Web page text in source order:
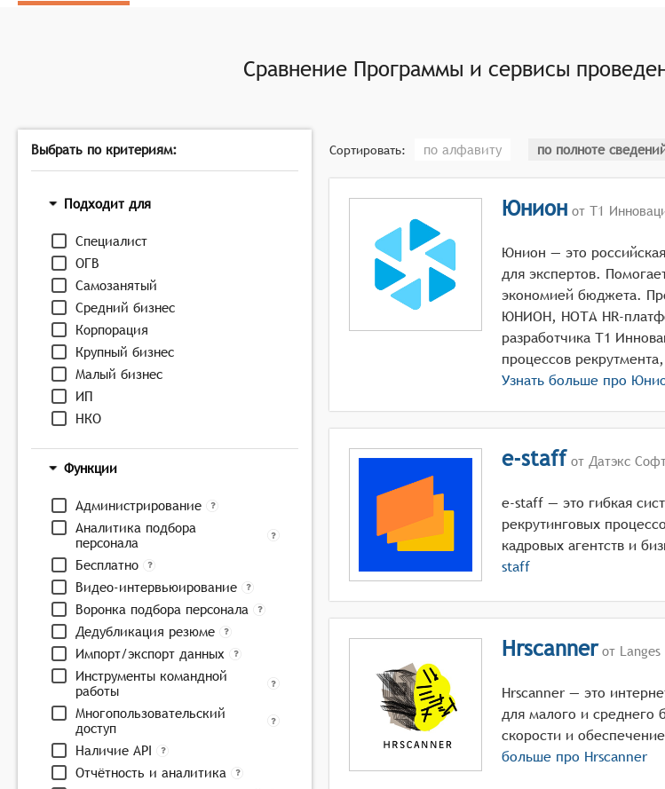
время и анализировать ответы кандидатов.
Интеграция с другими системами: Возможность интеграции с системами управления
Сравнение Программы и сервисы
Выбрать по критериям:
Подходит для
Специалист
ОГВ
Самозанятый
Средний бизнес
Корпорация
Крупный бизнес
Малый бизнес
ИП
НКО
Функции
Администрирование
Аналитика подбора
персонала
Бесплатно
Видео-интервьюирование
Воронка подбора персонала
Дедубликация резюме
Импорт/экспорт данных
Инструменты командной
работы
Многопользовательский
доступ
Наличие API
Отчётность и аналитика
Сортировать: по алфавиту по полноте
Юнион от Т1
Юнион — это
для экспертов.
экономией бюджета.
ЮНИОН, НОТА HR-
разработчика Т1
Узнать больше про
e-staff от Датэкс
e-staff — это гибкая
рекрутинговых
кадровых агентств и
staff
Hrscannerот Langes
Hrscanner — это
для малого и среднего
скорости и
больше про Hrscanner